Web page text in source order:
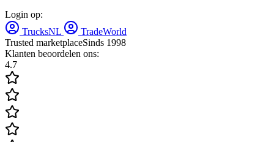
Login op:
TrucksNL
TradeWorld
Trusted marketplaceSinds 1998
Klanten beoordelen ons:
4.7